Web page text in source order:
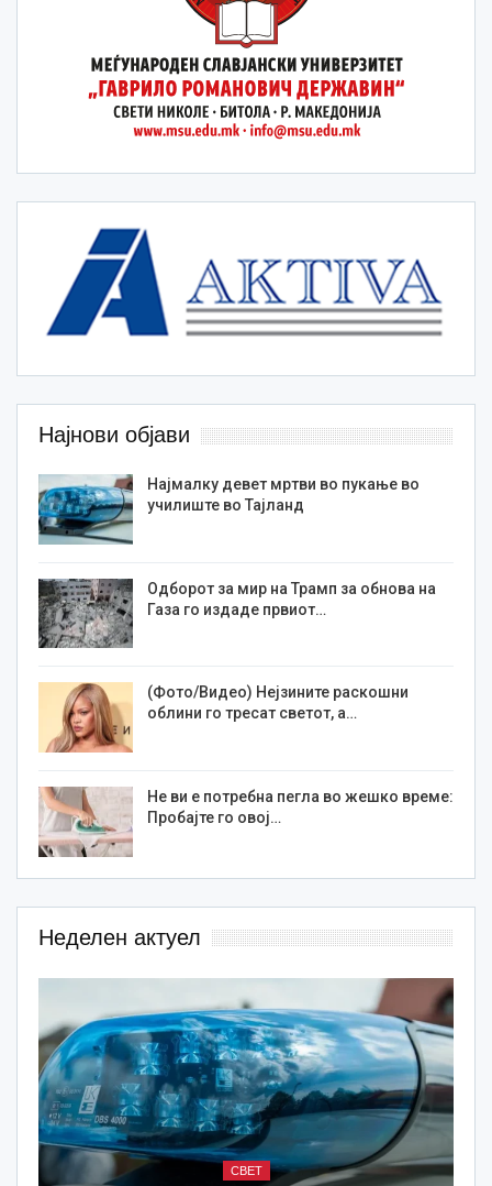
Најнови објави
Најмалку девет мртви во пукање во
училиште во Тајланд
Одборот за мир на Трамп за обнова на
Газа го издаде првиот…
(Фото/Видео) Нејзините раскошни
облини го тресат светот, а…
Не ви е потребна пегла во жешко време:
Пробајте го овој…
Неделен актуел
СВЕТ